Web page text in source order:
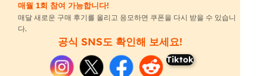
매월 1회 참여 가능합니다!
매달 새로운 구매 후기를 올리고 응모하면 쿠폰을 다시 받을 수 있습니
다.
공식 SNS도 확인해 보세요!
Tiktok